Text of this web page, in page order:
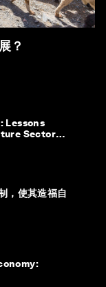
？
Lessons
Sector
，使其造福自